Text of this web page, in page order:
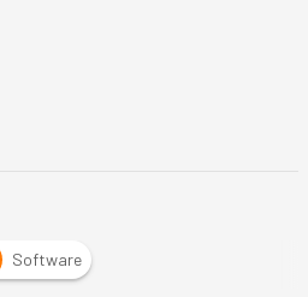
Software